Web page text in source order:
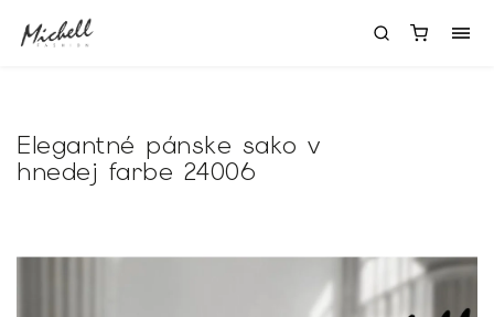
Elegantné pánske sako v
hnedej farbe 24006